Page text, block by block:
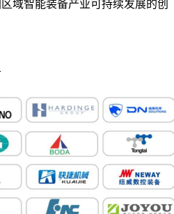
域智能装备产业可持续发展的创